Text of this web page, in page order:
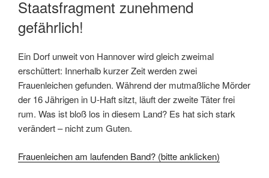
Staatsfragment zunehmend
gefährlich!
Ein Dorf unweit von Hannover wird gleich zweimal
erschüttert: Innerhalb kurzer Zeit werden zwei
Frauenleichen gefunden. Während der mutmaßliche Mörder
der 16 Jährigen in U-Haft sitzt, läuft der zweite Täter frei
rum. Was ist bloß los in diesem Land? Es hat sich stark
verändert – nicht zum Guten.
Frauenleichen am laufenden Band? (bitte anklicken)